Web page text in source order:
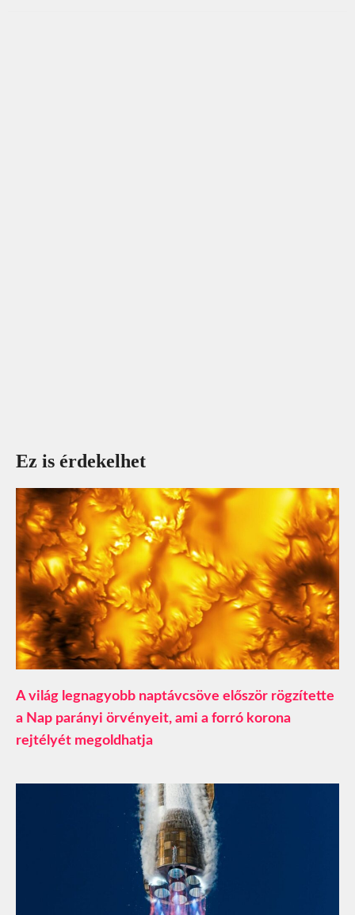
Ez is érdekelhet
A világ legnagyobb naptávcsöve először rögzítette
a Nap parányi örvényeit, ami a forró korona
rejtélyét megoldhatja